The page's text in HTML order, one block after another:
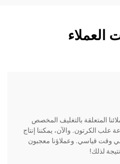
العملاء
المتعلقة بالتغليف المخصص
علب الكرتون. والآن، يمكننا إنتاج
وقت قياسي. وعملاؤنا معجبون
لذلك!